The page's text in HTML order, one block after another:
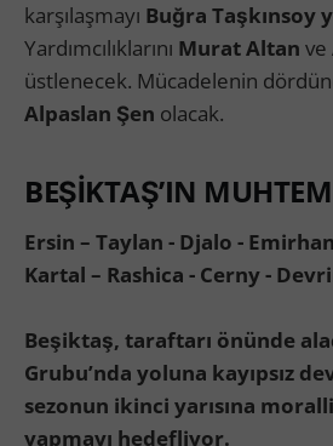
karşılaşmayı Buğra Taşkınsoy
Yardımcılıklarını Murat Altan ve
üstlenecek. Mücadelenin
Alpaslan Şen olacak.
BEŞİKTAŞ’IN
Ersin – Taylan - Djalo -
Kartal – Rashica - Cerny -
Beşiktaş, taraftarı önünde
Grubu’nda yoluna kayıpsız
sezonun ikinci yarısına
yapmayı hedefliyor.